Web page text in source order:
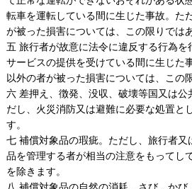
転車を運転している間に生じた事故。た
が被った損害については、この限りでは
五 旅行者が故意に法令に違反する行為を
サービスの提供を受けている間に生じた
以外の者が被った損害については、この
六 差押え、徴発、没収、破壊等国又は公
だし、火災消防又は避難に必要な処置と
す。
七 補償対象品の瑕疵。ただし、旅行者又
品を管理する者が相当の注意をもってし
を除きます。
八 補償対象品の自然の消耗、さび、か